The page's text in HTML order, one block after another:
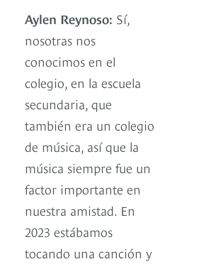
Aylen Reynoso: Sí,
nosotras nos
conocimos en el
colegio, en la escuela
secundaria, que
también era un colegio
de música, así que la
música siempre fue un
factor importante en
nuestra amistad. En
2023 estábamos
tocando una canción y